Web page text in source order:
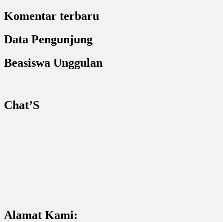
Komentar terbaru
Data Pengunjung
Beasiswa Unggulan
Chat’S
Alamat Kami: